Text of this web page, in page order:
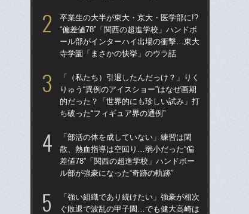
卒業生の大半が東大・京大・医学部に!?
“偏差値78”「関西の超進学校」ハンドボ
ール部がインターハイ出場の衝撃…東大
寺学園「まさかの快挙」のウラ話
「（私たち）引退したんだっけ？」りく
りゅう“異例のアイスショー”はなぜ画期
的だった？「世界的にも珍しい試み」打
ち破った“フィギュア界の通例”
「部活の体を成していない」練習は閑
散、熱血指導は空回り…弱小だった“偏
差値78”「関西の超進学校」ハンドボー
ル部が強豪になった“奇跡の軌跡”
「強い組織であり続けたい」強豪が相次
ぐ敗退で波乱の甲子園…でも健大高崎は